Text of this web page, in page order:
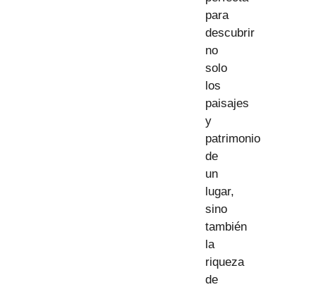
para
descubrir
no
solo
los
paisajes
y
patrimonio
de
un
lugar,
sino
también
la
riqueza
de